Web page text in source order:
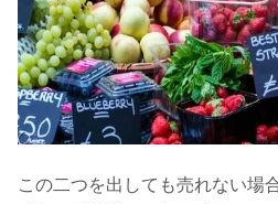
この二つを出しても売れない場